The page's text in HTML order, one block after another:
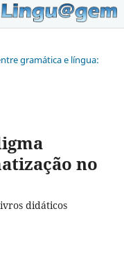
gramática e língua:
no
didáticos